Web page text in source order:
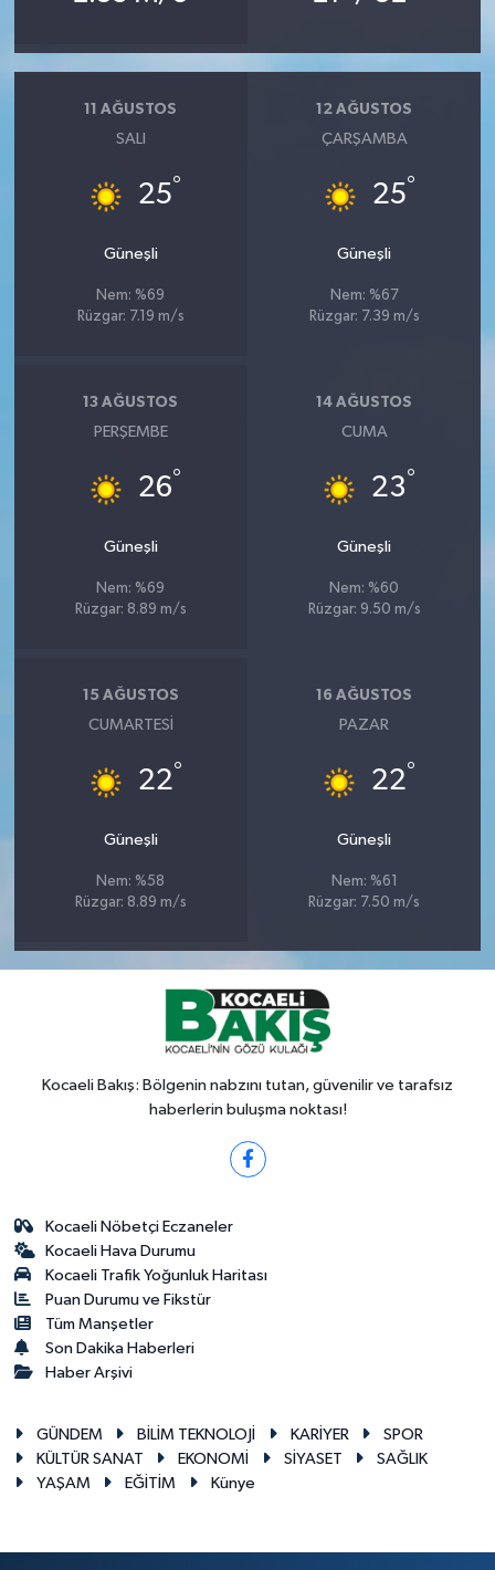
11 AĞUSTOS
SALI
25°
Güneşli
Nem: %69
Rüzgar: 7.19 m/s
12 AĞUSTOS
ÇARŞAMBA
25°
Güneşli
Nem: %67
Rüzgar: 7.39 m/s
13 AĞUSTOS
PERŞEMBE
26°
Güneşli
Nem: %69
Rüzgar: 8.89 m/s
14 AĞUSTOS
CUMA
23°
Güneşli
Nem: %60
Rüzgar: 9.50 m/s
15 AĞUSTOS
CUMARTESI
22°
Güneşli
Nem: %58
Rüzgar: 8.89 m/s
16 AĞUSTOS
PAZAR
22°
Güneşli
Nem: %61
Rüzgar: 7.50 m/s
Kocaeli Bakış: Bölgenin nabzını tutan, güvenilir ve tarafsız
haberlerin buluşma noktası!
Kocaeli Nöbetçi Eczaneler
Kocaeli Hava Durumu
Kocaeli Trafik Yoğunluk Haritası
Puan Durumu ve Fikstür
Tüm Manşetler
Son Dakika Haberleri
Haber Arşivi
GÜNDEM BİLİM TEKNOLOJİ KARİYER
SPOR
KÜLTÜR SANAT
EKONOMİ SİYASET
SAĞLIK
YAŞAM
EĞİTİM Künye